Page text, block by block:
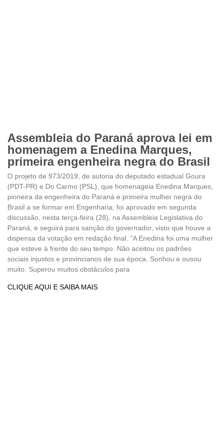
Assembleia do Paraná aprova lei em
homenagem a Enedina Marques,
primeira engenheira negra do Brasil
O projeto de 973/2019, de autoria do deputado estadual Goura
(PDT-PR) e Do Carmo (PSL), que homenageia Enedina Marques,
pioneira da engenheira do Paraná e primeira mulher negra do
Brasil a se formar em Engenharia, foi aprovado em segunda
discussão, nesta terça-feira (28), na Assembleia Legislativa do
Paraná, e seguirá para sanção do governador, visto que houve a
dispensa da votação em redação final. “A Enedina foi uma mulher
que esteve à frente do seu tempo. Não aceitou os padrões
sociais injustos e provincianos de sua época. Sonhou e ousou
muito. Superou muitos obstáculos para
CLIQUE AQUI E SAIBA MAIS